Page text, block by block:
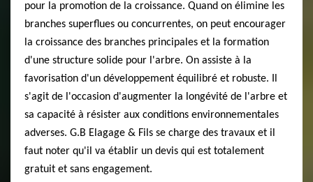
pour la promotion de la croissance. Quand on élimine les
branches superflues ou concurrentes, on peut encourager
la croissance des branches principales et la formation
d'une structure solide pour l'arbre. On assiste à la
favorisation d'un développement équilibré et robuste. Il
s'agit de l'occasion d'augmenter la longévité de l'arbre et
sa capacité à résister aux conditions environnementales
adverses. G.B Elagage & Fils se charge des travaux et il
faut noter qu'il va établir un devis qui est totalement
gratuit et sans engagement.